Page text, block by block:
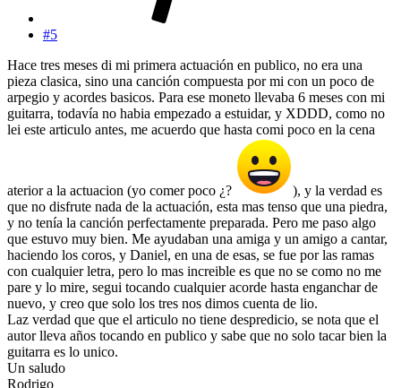
#5
Hace tres meses di mi primera actuación en publico, no era una
pieza clasica, sino una canción compuesta por mi con un poco de
arpegio y acordes basicos. Para ese moneto llevaba 6 meses con mi
guitarra, todavía no habia empezado a estuidar, y XDDD, como no
lei este articulo antes, me acuerdo que hasta comi poco en la cena
aterior a la actuacion (yo comer poco ¿?
), y la verdad es
que no disfrute nada de la actuación, esta mas tenso que una piedra,
y no tenía la canción perfectamente preparada. Pero me paso algo
que estuvo muy bien. Me ayudaban una amiga y un amigo a cantar,
haciendo los coros, y Daniel, en una de esas, se fue por las ramas
con cualquier letra, pero lo mas increible es que no se como no me
pare y lo mire, segui tocando cualquier acorde hasta enganchar de
nuevo, y creo que solo los tres nos dimos cuenta de lio.
Laz verdad que que el articulo no tiene despredicio, se nota que el
autor lleva años tocando en publico y sabe que no solo tacar bien la
guitarra es lo unico.
Un saludo
Rodrigo